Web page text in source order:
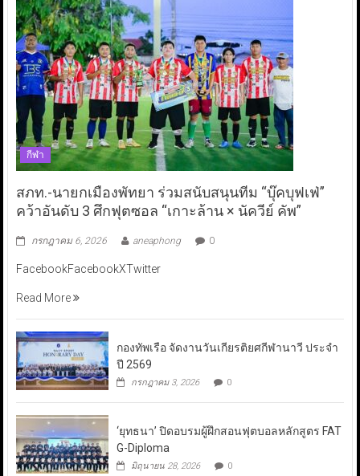
กีฬา
สภท.-นายกเมืองพัทยา ร่วมสนับสนุนทีม “บุ๊คบุฟเฟ่”
คว้าอันดับ 3 ศึกฟุตซอล “เกาะล้าน × นัควีย์ คัพ”
กรกฎาคม 6, 2026 aneaphong 0
FacebookFacebookXTwitter
Read More
กองทัพเรือ จัดงานวันเกียรติยศกีฬานาวี ประจำ
ปี 2569
กรกฎาคม 3, 2026 0
‘ยุทธนา’ ปิดอบรมผู้ฝึกสอนฟุตบอลหลักสูตร FAT
G-Diploma
มิถุนายน 28, 2026 0